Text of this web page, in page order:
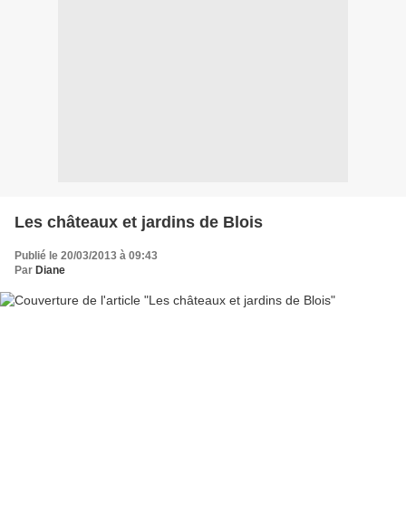
Les châteaux et jardins de Blois
Publié le 20/03/2013 à 09:43
Par Diane